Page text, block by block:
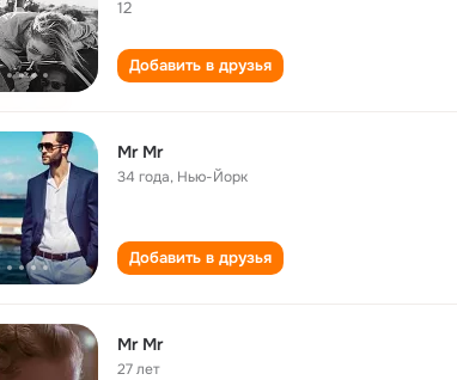
12
Добавить в друзья
Mr Mr
34 года, Нью-Йорк
Добавить в друзья
Mr Mr
27 лет